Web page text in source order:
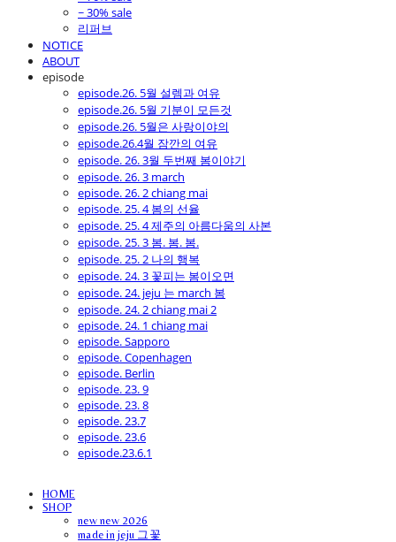
~ 30% sale
리퍼브
NOTICE
ABOUT
episode
episode.26. 5월 설렘과 여유
episode.26. 5월 기분이 모든것
episode.26. 5월은 사랑이야의
episode.26.4월 잠깐의 여유
episode. 26. 3월 두번째 봄이야기
episode. 26. 3 march
episode. 26. 2 chiang mai
episode. 25. 4 봄의 선율
episode. 25. 4 제주의 아름다움의 사본
episode. 25. 3 봄. 봄. 봄.
episode. 25. 2 나의 행복
episode. 24. 3 꽃피는 봄이오면
episode. 24. jeju 는 march 봄
episode. 24. 2 chiang mai 2
episode. 24. 1 chiang mai
episode. Sapporo
episode. Copenhagen
episode. Berlin
episode. 23. 9
episode. 23. 8
episode. 23.7
episode. 23.6
episode.23.6.1
HOME
SHOP
new new 2026
made in jeju 그꽃